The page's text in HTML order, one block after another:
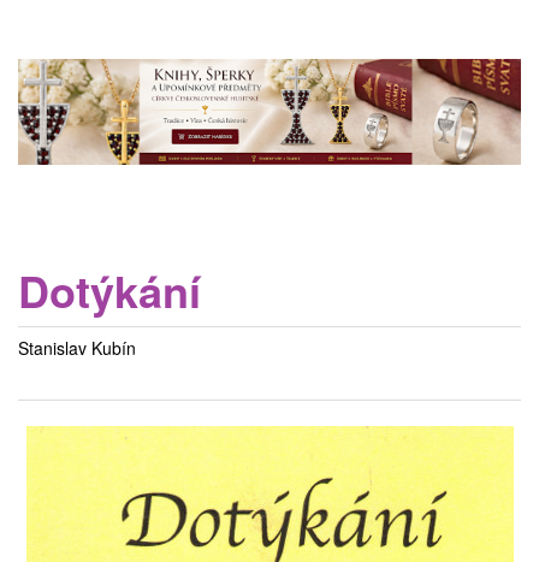
Dotýkání
Stanislav Kubín